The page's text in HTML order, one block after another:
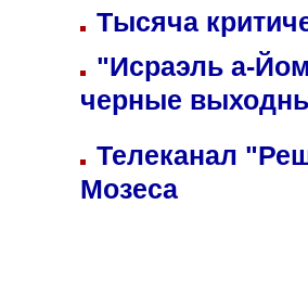
Тысяча
"Исраэль а-
черные
Телеканал
Мозеса